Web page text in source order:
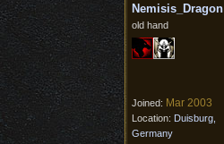
Nemisis_Dragon
old hand
Joined: Mar 2003
Location: Duisburg,
Germany